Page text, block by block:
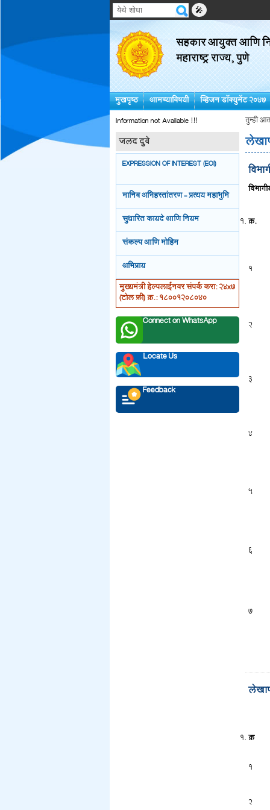
🎤
सहकार आयुक्त आणि
महाराष्ट्र राज्य, पुणे
मुखपृष्ठ आमच्याविषयी व्हिजन डॉक्युमेंट २०४७
Information not Available !!!
जलद दुवे
EXPRESSION OF INTEREST (EOI)
मानिव अभिहस्तांतरण - प्रत्यय महाभुमि
सुधारित कायदे आणि नियम
संकल्प आणि मोहिम
अभिप्राय
मुख्यमंत्री हेल्पलाईनवर संपर्क करा: 24x7
(टोल फ्री) क्र.: 18001208040
Connect on WhatsApp
Locate Us
Feedback
तुम्ही
क्र.
1
2
3
4
5
6
7
क्र
1
2